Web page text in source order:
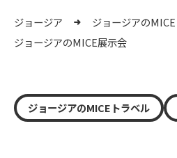
ジョージア
ジョージアの
ジョージアのMICE展示会
ジョージアのMICEトラベル